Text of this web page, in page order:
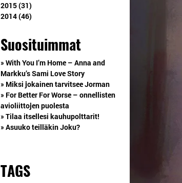
2015 (31)
2014 (46)
Suosituimmat
» With You I’m Home – Anna and
Markku’s Sami Love Story
» Miksi jokainen tarvitsee Jorman
» For Better For Worse – onnellisten
avioliittojen puolesta
» Tilaa itsellesi kauhupolttarit!
» Asuuko teilläkin Joku?
TAGS